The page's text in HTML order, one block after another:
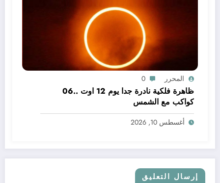
المحرر 0
ظاهرة فلكية نادرة جدا يوم 12 اوت ..06
كواكب مع الشمس
أغسطس 10, 2026
إرسال التعليق